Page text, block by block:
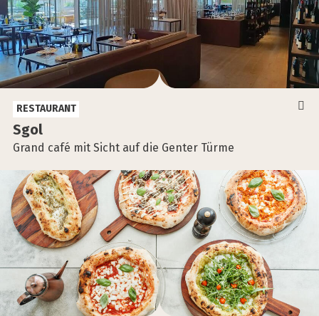
Sgol
Grand café mit Sicht auf die Genter Türme
RESTAURANT